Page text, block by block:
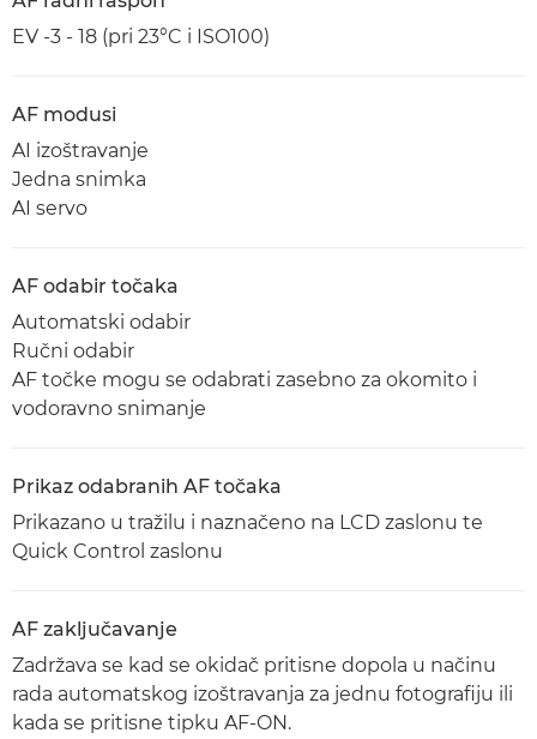
EV -3 - 18 (pri 23°C i ISO100)
AF modusi
AI izoštravanje
Jedna snimka
AI servo
AF odabir točaka
Automatski odabir
Ručni odabir
AF točke mogu se odabrati zasebno za okomito i
vodoravno snimanje
Prikaz odabranih AF točaka
Prikazano u tražilu i naznačeno na LCD zaslonu te
Quick Control zaslonu
AF zaključavanje
Zadržava se kad se okidač pritisne dopola u načinu
rada automatskog izoštravanja za jednu fotografiju ili
kada se pritisne tipku AF-ON.